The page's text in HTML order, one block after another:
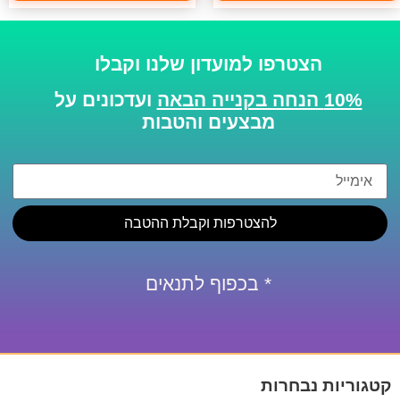
הצטרפו למועדון שלנו וקבלו
10% הנחה בקנייה הבאה
ועדכונים על
מבצעים והטבות
להצטרפות וקבלת ההטבה
* בכפוף לתנאים
קטגוריות נבחרות